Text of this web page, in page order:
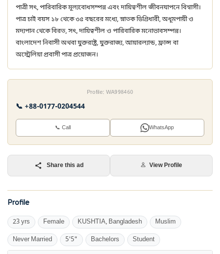
পাত্রী সৎ, পারিবারিক মূল্যবোধসম্পন্ন এবং দায়িত্বশীল জীবনযাপনে বিশ্বাসী।
পাত্র চাই বয়স ১৮ থেকে ৩৫ বছরের মধ্যে, স্নাতক ডিগ্রিধারী, অধূমপায়ী ও
মদ্যপান থেকে বিরত, সৎ, দায়িত্বশীল ও পারিবারিক মনোভাবসম্পন্ন।
বাংলাদেশ নিবাসী অথবা যুক্তরাষ্ট্র, যুক্তরাজ্য, আয়ারল্যান্ড, ফ্রান্স বা
অস্ট্রেলিয়া প্রবাসী পাত্র প্রয়োজন।
Profile: WA998460
📞 +88-0177-0204544
📞 Call WhatsApp
Share this ad View Profile
Profile
23 yrs Female KUSHTIA, Bangladesh Muslim
Never Married 5'5" Bachelors Student